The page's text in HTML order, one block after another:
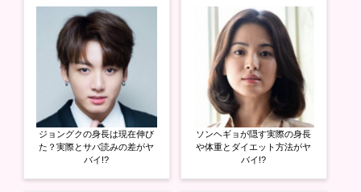
ド
ウ
で
開
き
ま
す
)
ジョングクの身長は現在伸び
た？実際とサバ読みの差がヤ
バイ!?
ソンヘギョが隠す実際の身長
や体重とダイエット方法がヤ
バイ!?